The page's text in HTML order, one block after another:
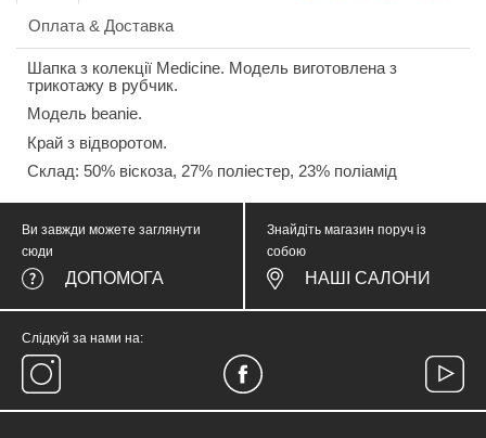
Оплата & Доставка
Шапка з колекції Medicine. Модель виготовлена з
трикотажу в рубчик.
Модель beanie.
Край з відворотом.
Склад: 50% віскоза, 27% поліестер, 23% поліамід
Ви завжди можете заглянути
сюди
ДОПОМОГА
Знайдіть магазин поруч із
собою
НАШІ САЛОНИ
Слідкуй за нами на: